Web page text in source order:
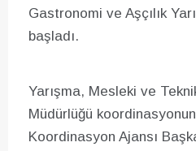
Gastronomi ve Aşçılık
başladı.
Yarışma, Mesleki ve
Müdürlüğü
Koordinasyon Ajansı